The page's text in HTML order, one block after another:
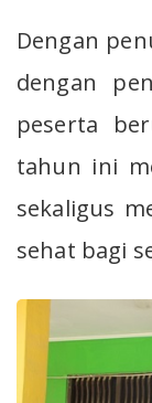
Dengan
dengan
peserta
tahun ini
sekaligus
sehat bagi